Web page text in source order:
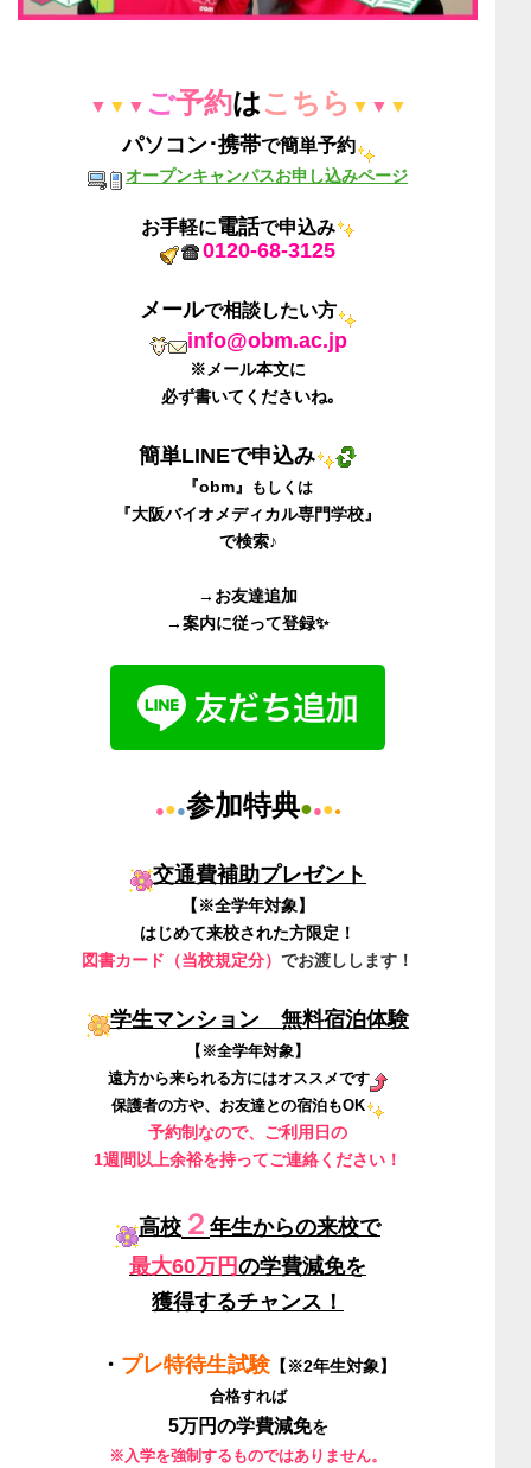
▼ ▼ ▼ ご予約はこちら ▼ ▼ ▼
パソコン･携帯で簡単予約
オープンキャンパスお申し込みページ
お手軽に電話で申込み
0120-68-3125
メールで相談したい方
info@obm.ac.jp
※メール本文に
必ず書いてくださいね｡
簡単LINEで申込み
『obm』 もしくは
『大阪バイオメディカル専門学校』
で検索♪
→お友達追加
→案内に従って登録✨
●●●参加特典●●●●
交通費補助プレゼント
【※全学年対象】
はじめて来校された方限定！
図書カード（当校規定分） でお渡しします！
学生マンション 無料宿泊体験
【※全学年対象】
遠方から来られる方にはオススメです
保護者の方や、お友達との宿泊もOK
予約制なので、ご利用日の
1週間以上余裕を持ってご連絡ください！
高校 ２ 年生からの来校で
最大60万円の学費減免を
獲得するチャンス！
・ プレ特待生試験 【※2年生対象】
合格すれば
5万円の学費減免を
※入学を強制するものではありません。